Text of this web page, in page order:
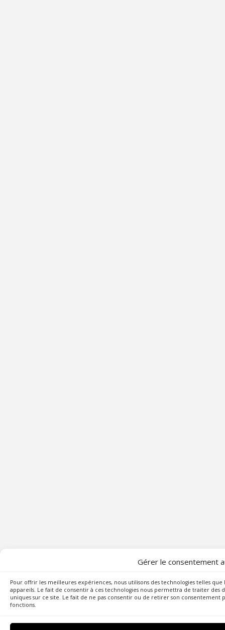
Gérer le consentement
Pour offrir les meilleures expériences, nous utilisons des technologies telles
appareils. Le fait de consentir à ces technologies nous permettra de traiter
uniques sur ce site. Le fait de ne pas consentir ou de retirer son
fonctions.